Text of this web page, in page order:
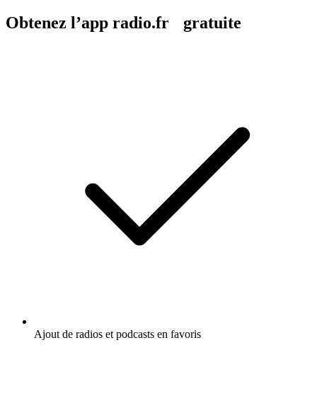
Obtenez l’app radio.fr gratuite
Ajout de radios et podcasts en favoris